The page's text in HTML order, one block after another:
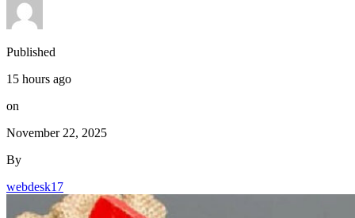
15 hours ago
on
November 22, 2025
By
webdesk17